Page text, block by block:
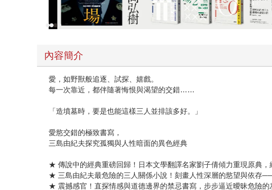
內容簡介
愛，如野獸般追逐、試探、嬉戲。
每一次靠近，都伴隨著悔恨與渴望的交錯……
「造墳墓時，要是也能這樣三人並排該多好。」
愛慾交錯的極致書寫，
三島由紀夫探究孤獨與人性暗面的異色經典
★ 傳說中的經典重磅回歸！日本文學翻譯名家劉子倩傾力重現原典
★ 三島由紀夫最危險的三人關係小說！刻畫人性深層的慾望與依存
★ 震撼感官！直探情感與道德邊界的禁忌書寫，步步逼近曖昧危險的